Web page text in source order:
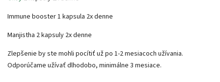
Immune booster 1 kapsula 2x denne
Manjistha 2 kapsuly 2x denne
Zlepšenie by ste mohli pocítiť už po 1-2 mesiacoch užívania.
Odporúčame užívať dlhodobo, minimálne 3 mesiace.